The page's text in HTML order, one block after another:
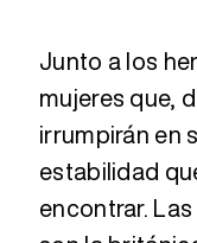
Junto a los
mujeres que,
irrumpirán en
estabilidad
encontrar.